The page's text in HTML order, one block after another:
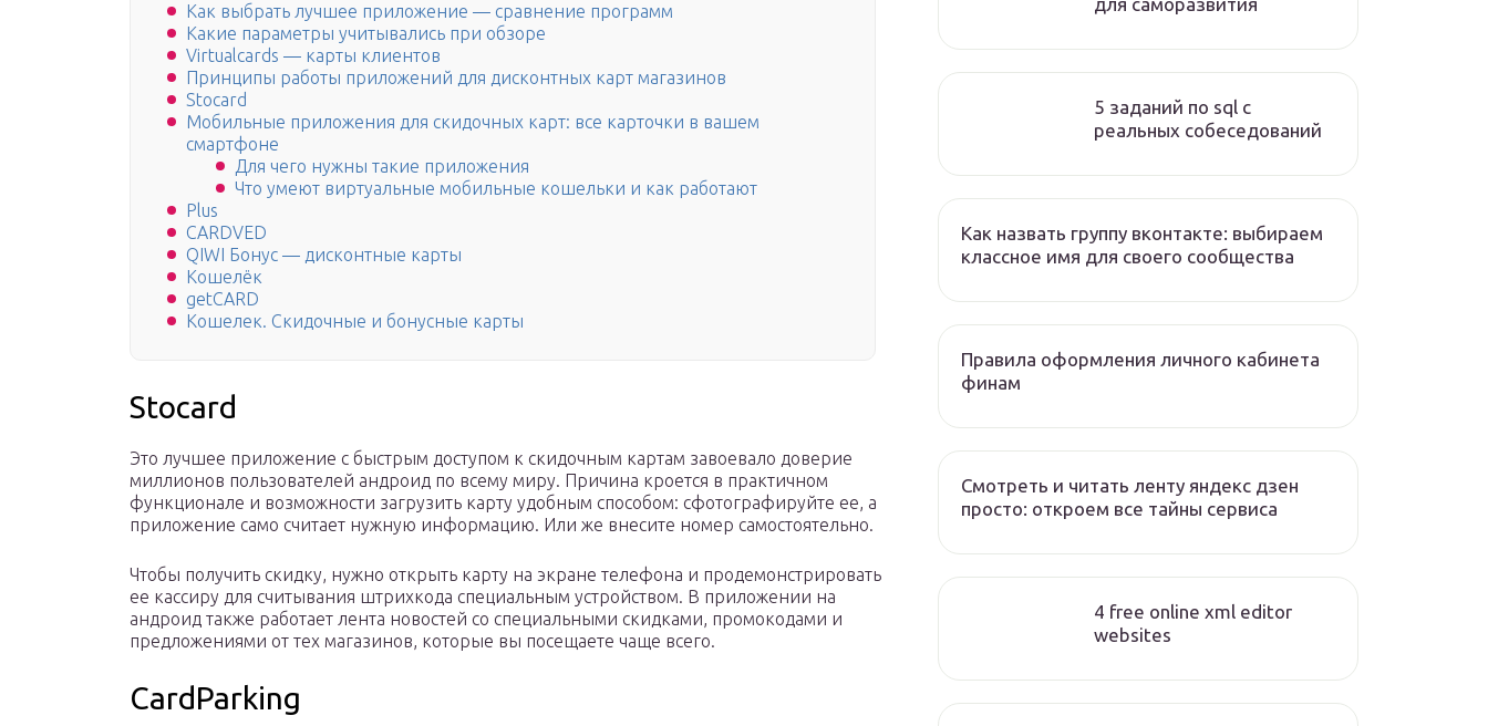
Как выбрать лучшее приложение — сравнение программ
Какие параметры учитывались при обзоре
Virtualcards — карты клиентов
Принципы работы приложений для дисконтных карт магазинов
Stocard
Мобильные приложения для скидочных карт: все карточки в вашем
смартфоне
Для чего нужны такие приложения
Что умеют виртуальные мобильные кошельки и как работают
Plus
CARDVED
QIWI Бонус — дисконтные карты
Кошелёк
getCARD
Кошелек. Скидочные и бонусные карты
Stocard
Это лучшее приложение с быстрым доступом к скидочным картам завоевало доверие
миллионов пользователей андроид по всему миру. Причина кроется в практичном
функционале и возможности загрузить карту удобным способом: сфотографируйте ее, а
приложение само считает нужную информацию. Или же внесите номер самостоятельно.
Чтобы получить скидку, нужно открыть карту на экране телефона и продемонстрировать
ее кассиру для считывания штрихкода специальным устройством. В приложении на
андроид также работает лента новостей со специальными скидками, промокодами и
предложениями от тех магазинов, которые вы посещаете чаще всего.
CardParking
5 заданий по sql с
реальных собеседований
Как назвать группу вконтакте: выбираем
классное имя для своего сообщества
Правила оформления личного кабинета
финам
Смотреть и читать ленту яндекс дзен
просто: откроем все тайны сервиса
4 free online xml editor
websites